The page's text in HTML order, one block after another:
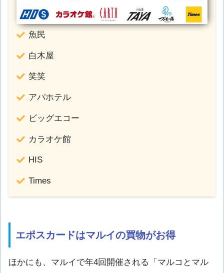
魚民
白木屋
笑笑
アパホテル
ビッグエコー
カラオケ館
HIS
Times
エポスカードはマルイの買物がお得
ほかにも、マルイで年4回開催される「マルコとマル